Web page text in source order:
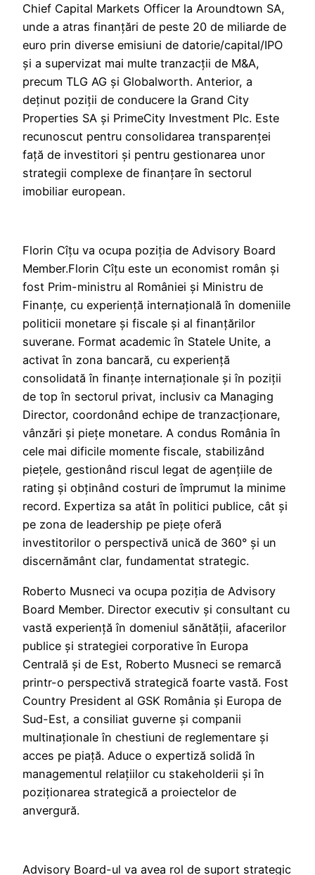
Chief Capital Markets Officer la Aroundtown SA,
unde a atras finanțări de peste 20 de miliarde de
euro prin diverse emisiuni de datorie/capital/IPO
și a supervizat mai multe tranzacții de M&A,
precum TLG AG și Globalworth. Anterior, a
deținut poziții de conducere la Grand City
Properties SA și PrimeCity Investment Plc. Este
recunoscut pentru consolidarea transparenței
față de investitori și pentru gestionarea unor
strategii complexe de finanțare în sectorul
imobiliar european.
Florin Cîțu va ocupa poziția de Advisory Board
Member.Florin Cîțu este un economist român și
fost Prim-ministru al României și Ministru de
Finanțe, cu experiență internațională în domeniile
politicii monetare și fiscale și al finanțărilor
suverane. Format academic în Statele Unite, a
activat în zona bancară, cu experiență
consolidată în finanțe internaționale și în poziții
de top în sectorul privat, inclusiv ca Managing
Director, coordonând echipe de tranzacționare,
vânzări și piețe monetare. A condus România în
cele mai dificile momente fiscale, stabilizând
piețele, gestionând riscul legat de agențiile de
rating și obținând costuri de împrumut la minime
record. Expertiza sa atât în politici publice, cât și
pe zona de leadership pe piețe oferă
investitorilor o perspectivă unică de 360° și un
discernământ clar, fundamentat strategic.
Roberto Musneci va ocupa poziția de Advisory
Board Member. Director executiv și consultant cu
vastă experiență în domeniul sănătății, afacerilor
publice și strategiei corporative în Europa
Centrală și de Est, Roberto Musneci se remarcă
printr-o perspectivă strategică foarte vastă. Fost
Country President al GSK România și Europa de
Sud-Est, a consiliat guverne și companii
multinaționale în chestiuni de reglementare și
acces pe piață. Aduce o expertiză solidă în
managementul relațiilor cu stakeholderii și în
poziționarea strategică a proiectelor de
anvergură.
Advisory Board-ul va avea rol de suport strategic